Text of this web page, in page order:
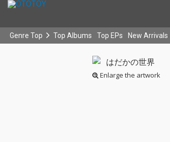
Genre Top Top Albums Top EPs New Arrivals
Enlarge the artwork